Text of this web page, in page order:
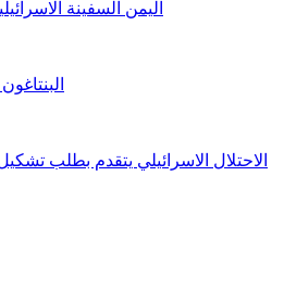
اليمن السفينة
الاحتلال الاسرائيلي يتقدم بطلب